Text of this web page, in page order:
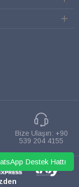
Bize Ulaşın: +90
539 204 4155
Destek Hattı